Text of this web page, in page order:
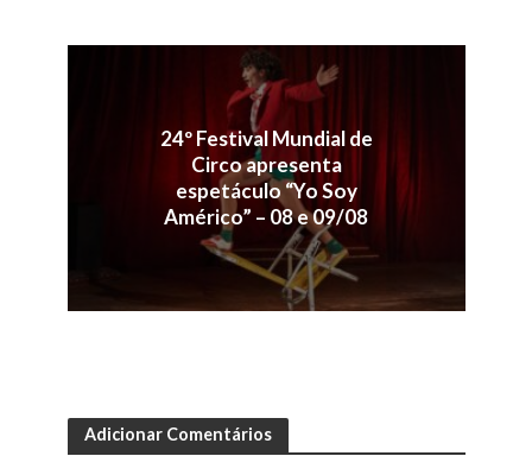
24º Festival Mundial de
Circo apresenta
espetáculo “Yo Soy
Américo” – 08 e 09/08
Adicionar Comentários